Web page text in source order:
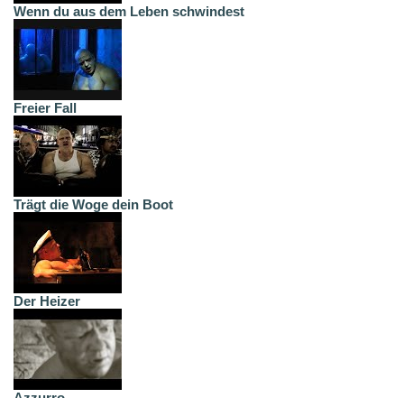
Wenn du aus dem Leben schwindest
Freier Fall
Trägt die Woge dein Boot
Der Heizer